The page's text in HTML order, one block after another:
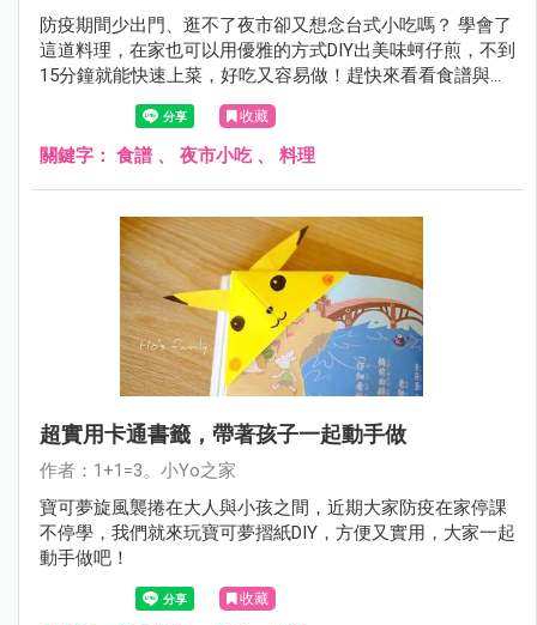
防疫期間少出門、逛不了夜市卻又想念台式小吃嗎？ 學會了
這道料理，在家也可以用優雅的方式DIY出美味蚵仔煎，不到
15分鐘就能快速上菜，好吃又容易做！趕快來看看食譜與做
收藏
關鍵字： 食譜 、 夜市小吃、 料理
超實用卡通書籤，帶著孩子一起動手做
作者：1+1=3。小Yo之家
寶可夢旋風襲捲在大人與小孩之間，近期大家防疫在家停課
不停學，我們就來玩寶可夢摺紙DIY，方便又實用，大家一起
動手做吧！
收藏